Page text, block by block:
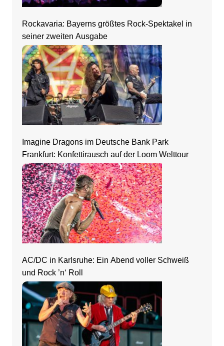
Rockavaria: Bayerns größtes Rock-Spektakel in
seiner zweiten Ausgabe
Imagine Dragons im Deutsche Bank Park
Frankfurt: Konfettirausch auf der Loom Welttour
AC/DC in Karlsruhe: Ein Abend voller Schweiß
und Rock ’n‘ Roll